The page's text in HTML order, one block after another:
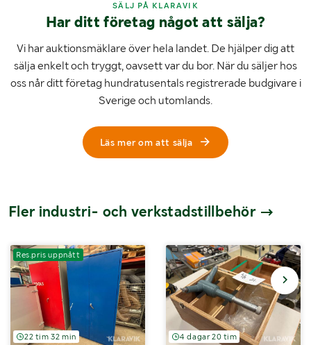
SÄLJ PÅ KLARAVIK
Har ditt företag något att sälja?
Vi har auktionsmäklare över hela landet. De hjälper dig att
sälja enkelt och tryggt, oavsett var du bor. När du säljer hos
oss når ditt företag hundratusentals registrerade budgivare i
Sverige och utomlands.
Läs mer om att sälja
Fler industri- och verkstadstillbehör
Res.pris uppnått
22 tim 32 min 4 dagar 20 tim